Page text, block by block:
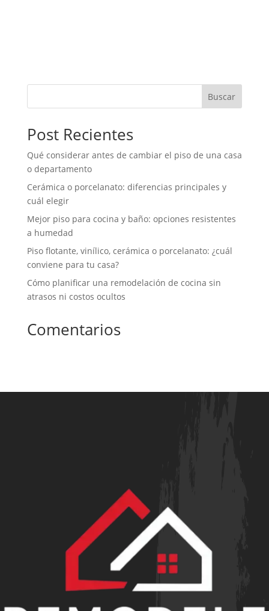
Buscar
Post Recientes
Qué considerar antes de cambiar el piso de una casa
o departamento
Cerámica o porcelanato: diferencias principales y
cuál elegir
Mejor piso para cocina y baño: opciones resistentes
a humedad
Piso flotante, vinílico, cerámica o porcelanato: ¿cuál
conviene para tu casa?
Cómo planificar una remodelación de cocina sin
atrasos ni costos ocultos
Comentarios